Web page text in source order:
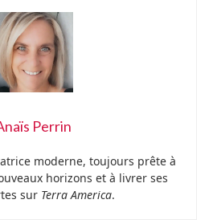
Perrin
moderne, toujours prête à
horizons et à livrer ses
sur Terra America.